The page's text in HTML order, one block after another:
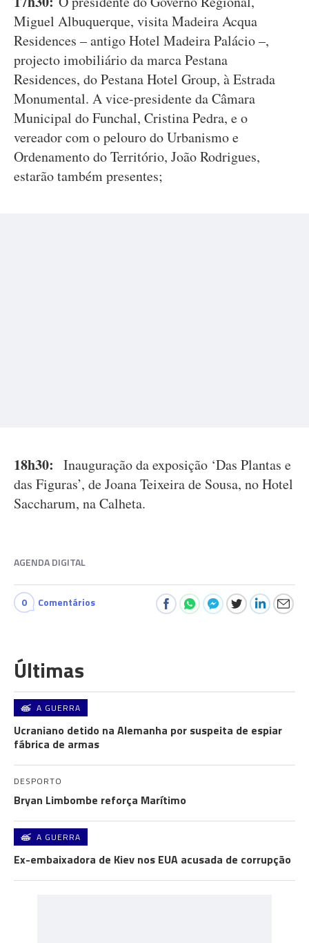
Miguel Albuquerque, visita Madeira Acqua
Residences – antigo Hotel Madeira Palácio –,
projecto imobiliário da marca Pestana
Residences, do Pestana Hotel Group, à Estrada
Monumental. A vice-presidente da Câmara
Municipal do Funchal, Cristina Pedra, e o
vereador com o pelouro do Urbanismo e
Ordenamento do Território, João Rodrigues,
estarão também presentes;
18h30: Inauguração da exposição ‘Das Plantas e
das Figuras’, de Joana Teixeira de Sousa, no Hotel
Saccharum, na Calheta.
AGENDA DIGITAL
0 Comentários
Últimas
A GUERRA
Ucraniano detido na Alemanha por suspeita de espiar
fábrica de armas
DESPORTO
Bryan Limbombe reforça Marítimo
A GUERRA
Ex-embaixadora de Kiev nos EUA acusada de corrupção